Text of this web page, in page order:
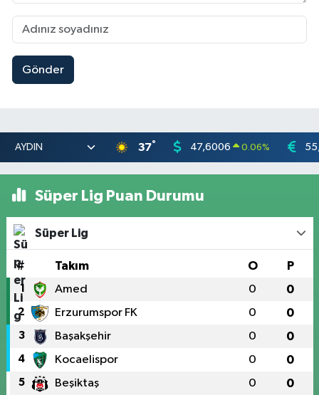
Gönder
37° 47,6006 0.06%
Süper Lig Puan Durumu
Süper Lig
# Takım O P
1 Amed 0 0
2 Erzurumspor FK 0 0
3 Başakşehir 0 0
4 Kocaelispor 0 0
5 Beşiktaş 0 0